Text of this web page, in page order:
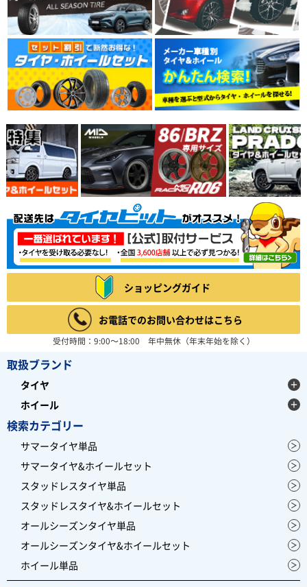
ショッピングガイド
お電話でのお問い合わせはこちら
受付時間：9:00～18:00 年中無休（年末年始を除く）
取扱ブランド
タイヤ
ホイール
検索カテゴリー
サマータイヤ単品
サマータイヤ&ホイールセット
スタッドレスタイヤ単品
スタッドレスタイヤ&ホイールセット
オールシーズンタイヤ単品
オールシーズンタイヤ&ホイールセット
ホイール単品